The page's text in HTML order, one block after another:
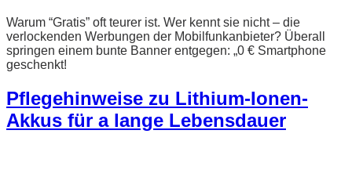
Warum “Gratis” oft teurer ist. Wer kennt sie nicht – die
verlockenden Werbungen der Mobilfunkanbieter? Überall
springen einem bunte Banner entgegen: „0 € Smartphone
geschenkt!
Pflegehinweise zu Lithium-Ionen-
Akkus​ für a lange Lebensdauer